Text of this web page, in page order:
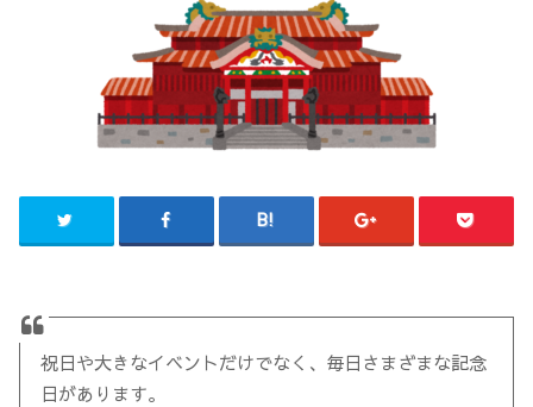
祝日や大きなイベントだけでなく、毎日さまざまな記念
日があります。